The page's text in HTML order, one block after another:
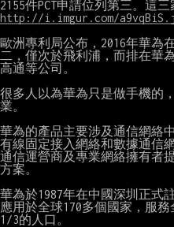
http://i.imgur.com/
歐洲專利局公布，2016年華為
二，僅次於飛利浦，而排在華
高通等公司。
很多人以為華為只是做手機的
業。
華為的產品主要涉及通信網絡
有線固定接入網絡和數據通信
通信運營商及專業網絡擁有者
方案。
華為於1987年在中國深圳正式
應用於全球170多個國家，服
1/3的人口。